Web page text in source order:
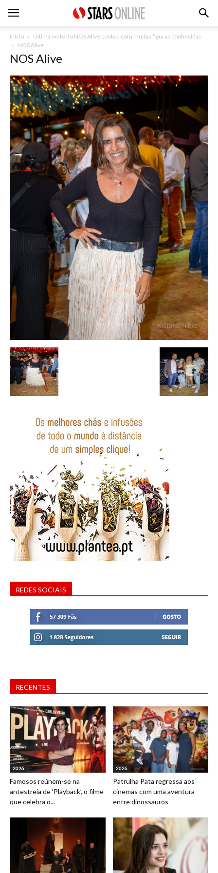
Inicio
Última noite do NOS Alive contou com muitas figuras conhecidas
NOS Alive
NOS Alive
REDES SOCIAIS
RECENTES
2026
Famosos reúnem-se na
antestreia de ‘Playback’, o filme
que celebra o...
2026
Patrulha Pata regressa aos
cinemas com uma aventura
entre dinossauros